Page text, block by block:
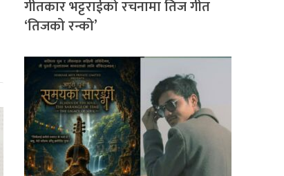
गीतकार भट्टराईको रचनामा तिज गीत
‘तिजको रन्को’